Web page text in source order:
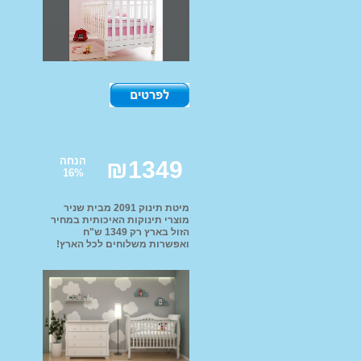
קורקינטים
בית בובות
עגלות בובה + בובות
מנשאים תיקי החתלה
קטלוג מותג הבית INJUSA
צרפת
₪1349
הנחה
16%
מיטת תינוק 2091 מבית שניר
מוצרי תינוקות האיכותית במחיר
הזול בארץ רק 1349 ש"ח
ואפשרות משלוחים לכל הארץ!